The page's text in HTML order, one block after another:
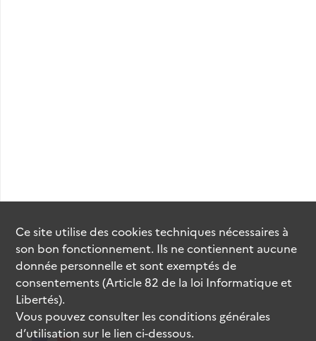
Ce site utilise descookiestechniques nécessaires à
son bon fonctionnement. Ils ne contiennent aucune
donnée personnelle et sont exemptés de
consentements (Article 82 de la loi Informatique et
Libertés).
Vous pouvez consulter les conditions générales
d’utilisation sur le lien ci-dessous.